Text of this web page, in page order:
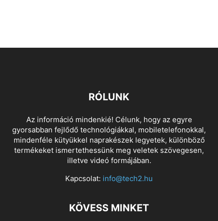
RÓLUNK
Az információ mindenkié! Célunk, hogy az egyre
gyorsabban fejlődő technológiákkal, mobiletelefonokkal,
mindenféle kütyükkel naprakészek legyetek, különböző
termékeket ismertethessünk meg veletek szövegesen,
illetve videó formájában.
Kapcsolat: info@tech2.hu
KÖVESS MINKET